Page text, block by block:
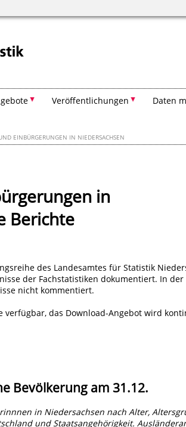
Veröffentlichungen Daten
EINBÜRGERUNGEN IN NIEDERSACHSEN
in
Berichte
des Landesamtes für Statistik
der Fachstatistiken dokumentiert. In der
nicht kommentiert.
verfügbar, das Download-Angebot wird
Bevölkerung am 31.12.
in Niedersachsen nach Alter,
und Staatsangehörigkeit.